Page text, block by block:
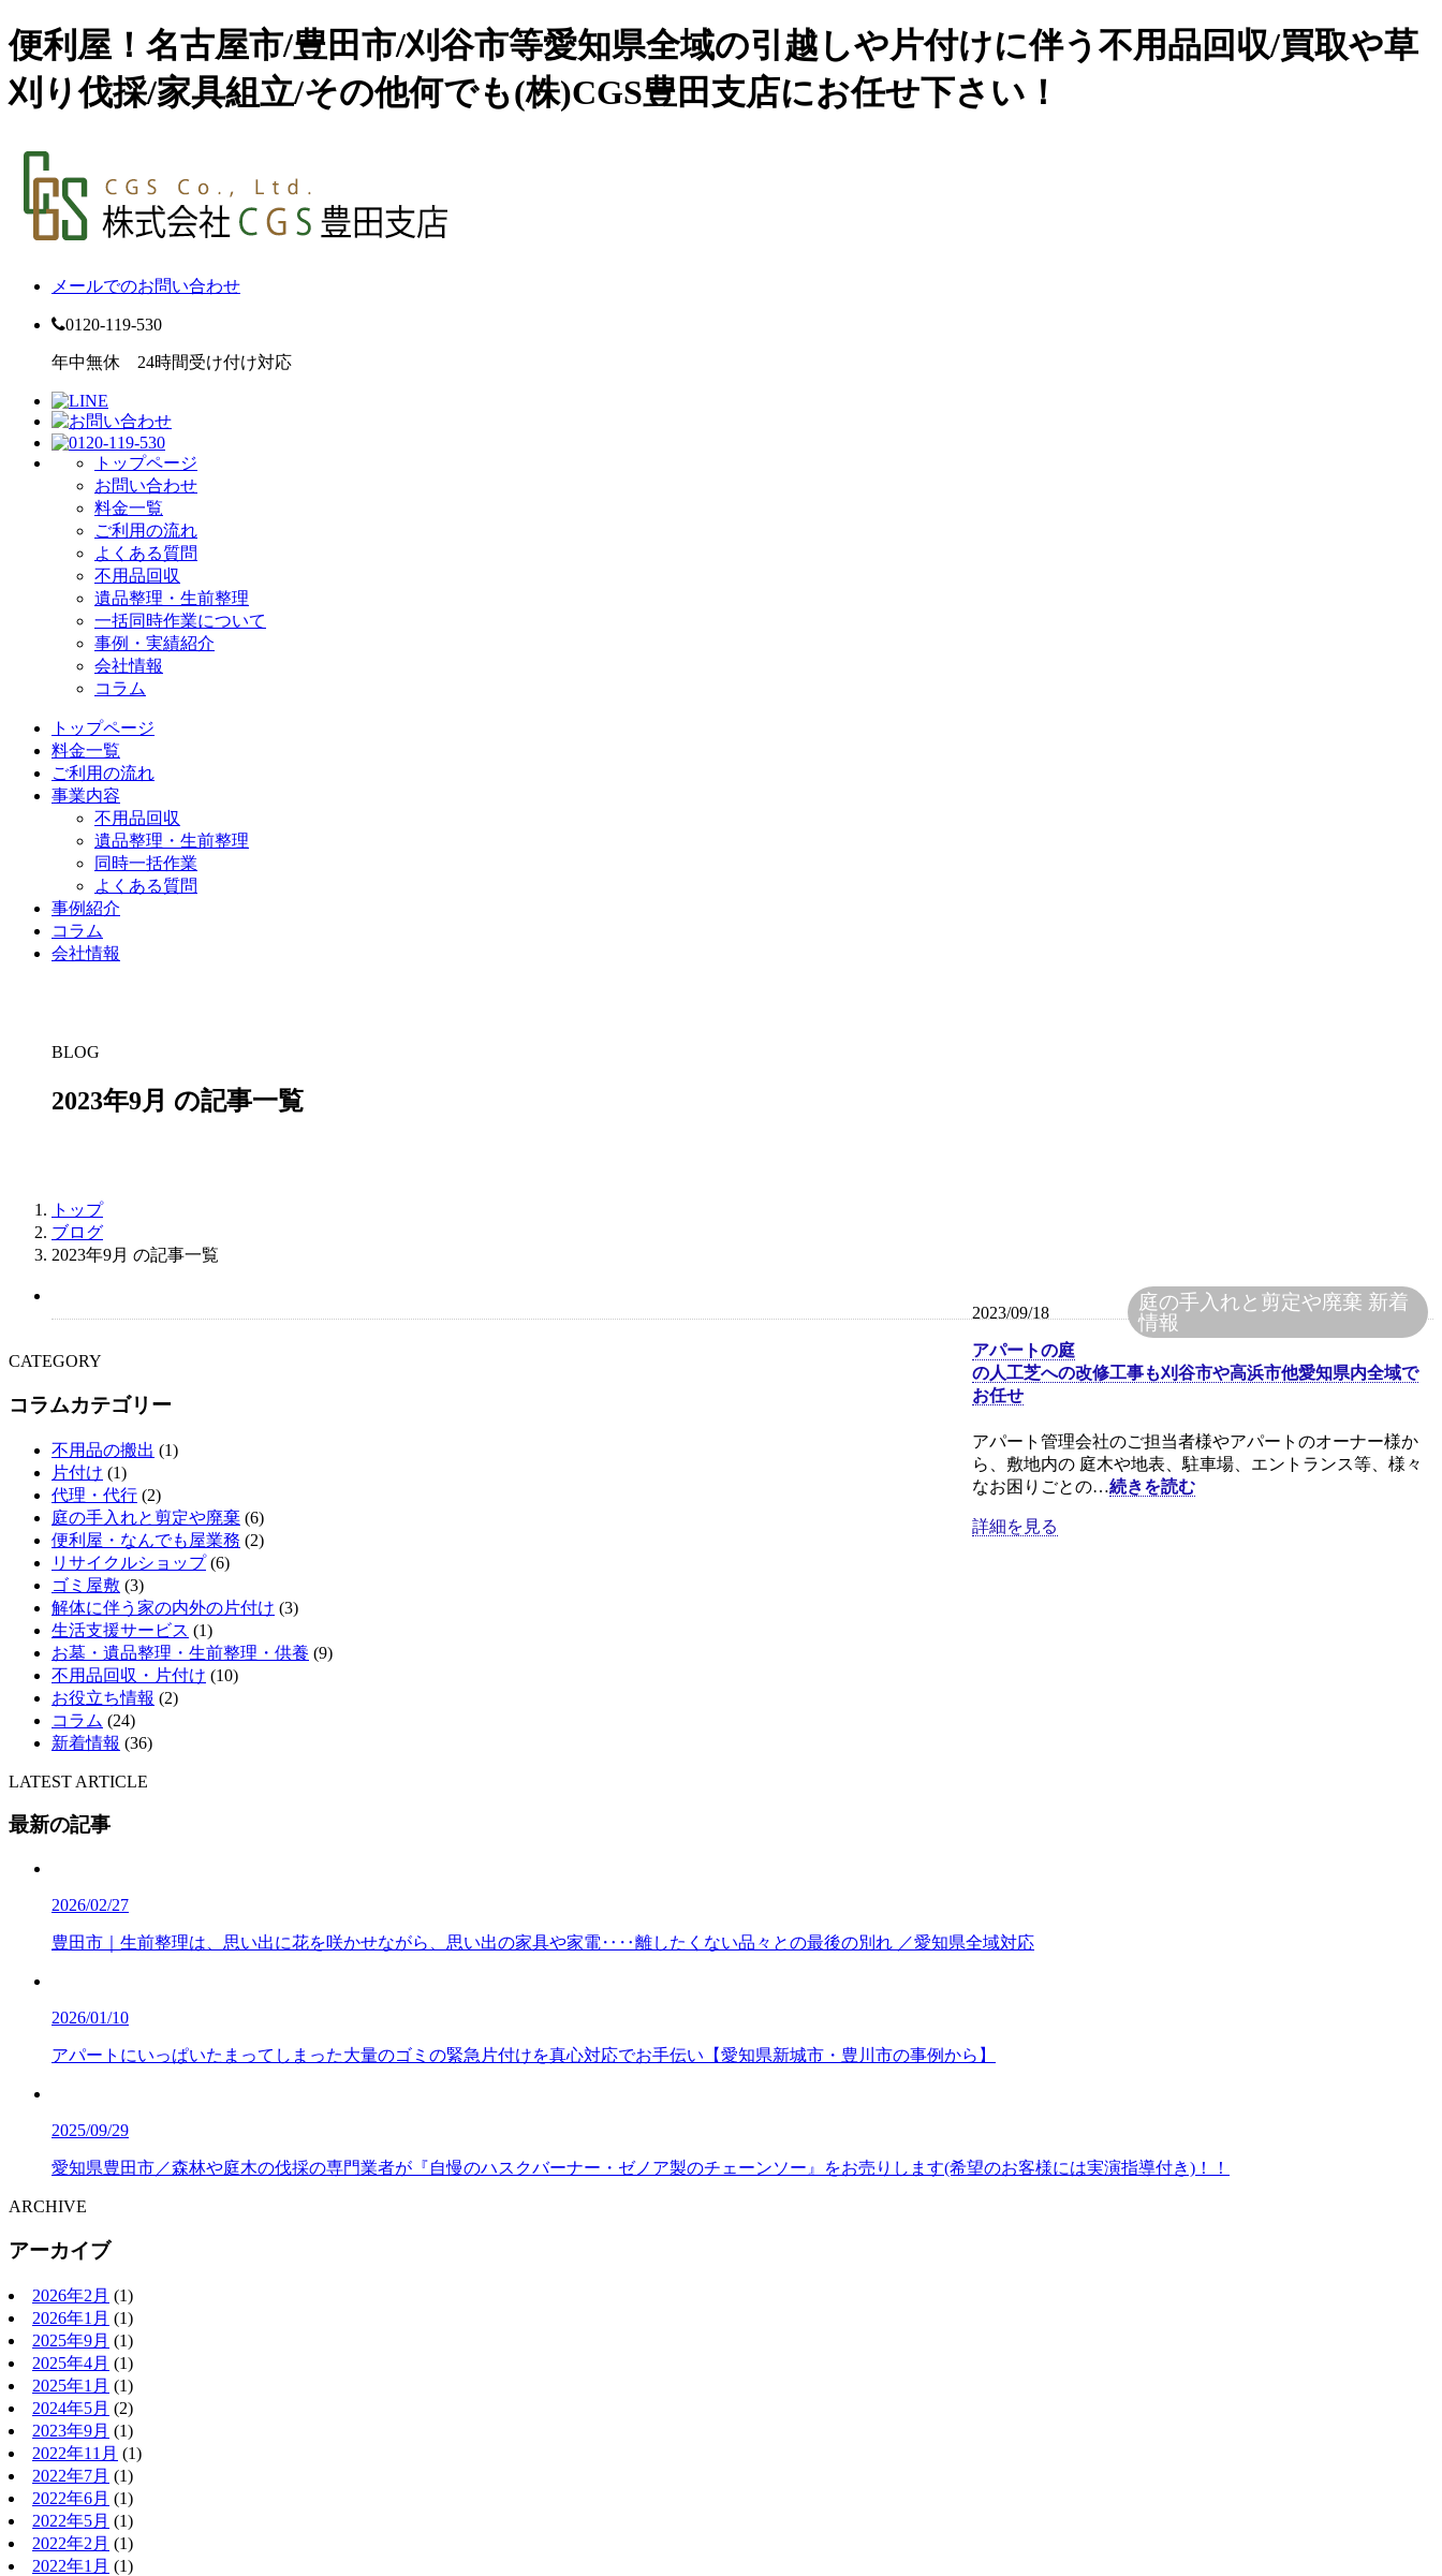
便利屋！名古屋市/豊田市/刈谷市等愛知県全域の引越しや片付けに伴う不用品回収/買取や草
刈り伐採/家具組立/その他何でも(株)CGS豊田支店にお任せ下さい！
メールでのお問い合わせ
0120-119-530
年中無休 24時間受け付け対応
トップページ
お問い合わせ
料金一覧
ご利用の流れ
よくある質問
不用品回収
遺品整理・生前整理
一括同時作業について
事例・実績紹介
会社情報
コラム
トップページ
料金一覧
ご利用の流れ
事業内容
不用品回収
遺品整理・生前整理
同時一括作業
よくある質問
事例紹介
コラム
会社情報
BLOG
2023年9月 の記事一覧
トップ
ブログ
2023年9月 の記事一覧
2023/09/18 庭の手入れと剪定や廃棄 新着
情報
アパートの庭
の人工芝への改修工事も刈谷市や高浜市他愛知県内全域で
お任せ
アパート管理会社のご担当者様やアパートのオーナー様か
ら、敷地内の 庭木や地表、駐車場、エントランス等、様々
なお困りごとの…続きを読む
詳細を見る
CATEGORY
コラムカテゴリー
不用品の搬出 (1)
片付け (1)
代理・代行 (2)
庭の手入れと剪定や廃棄 (6)
便利屋・なんでも屋業務 (2)
リサイクルショップ(6)
ゴミ屋敷 (3)
解体に伴う家の内外の片付け (3)
生活支援サービス (1)
お墓・遺品整理・生前整理・供養 (9)
不用品回収・片付け (10)
お役立ち情報 (2)
コラム (24)
新着情報 (36)
LATEST ARTICLE
最新の記事
2026/02/27
豊田市｜生前整理は、思い出に花を咲かせながら、思い出の家具や家電‥‥離したくない品々との最後の別れ ／愛知県全域対応
2026/01/10
アパートにいっぱいたまってしまった大量のゴミの緊急片付けを真心対応でお手伝い【愛知県新城市・豊川市の事例から】
2025/09/29
愛知県豊田市／森林や庭木の伐採の専門業者が『自慢のハスクバーナー・ゼノア製のチェーンソー』をお売りします(希望のお客様には実演指導付き)！！
ARCHIVE
アーカイブ
2026年2月 (1)
2026年1月 (1)
2025年9月 (1)
2025年4月 (1)
2025年1月 (1)
2024年5月 (2)
2023年9月 (1)
2022年11月 (1)
2022年7月 (1)
2022年6月 (1)
2022年5月 (1)
2022年2月 (1)
2022年1月 (1)